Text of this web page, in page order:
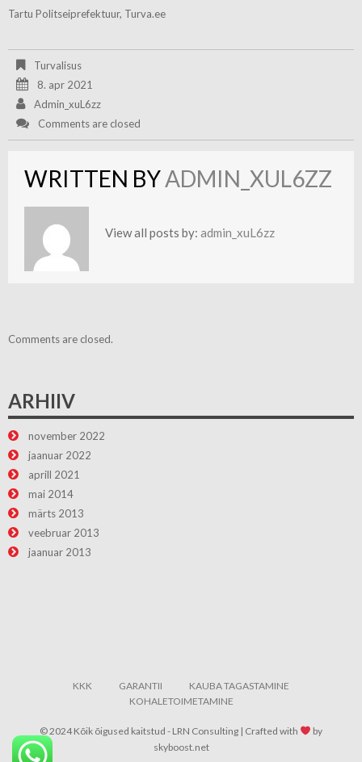
Tartu Politseiprefektuur, Turva.ee
Turvalisus
8. apr 2021
Admin_xuL6zz
Comments are closed
WRITTEN BYADMIN_XUL6ZZ
View all posts by: admin_xuL6zz
Comments are closed.
ARHIIV
november 2022
jaanuar 2022
aprill 2021
mai 2014
märts 2013
veebruar 2013
jaanuar 2013
KKK GARANTII
KAUBA TAGASTAMINE
KOHALETOIMETAMINE
© 2024 Kõik õigused kaitstud - LRN Consulting | Crafted with
by
skyboost.net